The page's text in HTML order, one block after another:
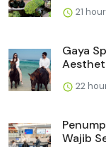
21
Gaya
22
Wajib